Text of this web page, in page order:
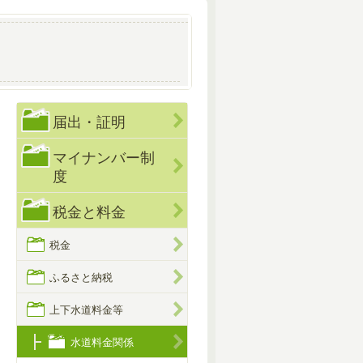
届出・証明
マイナンバー制
度
税金と料金
税金
ふるさと納税
上下水道料金等
水道料金関係